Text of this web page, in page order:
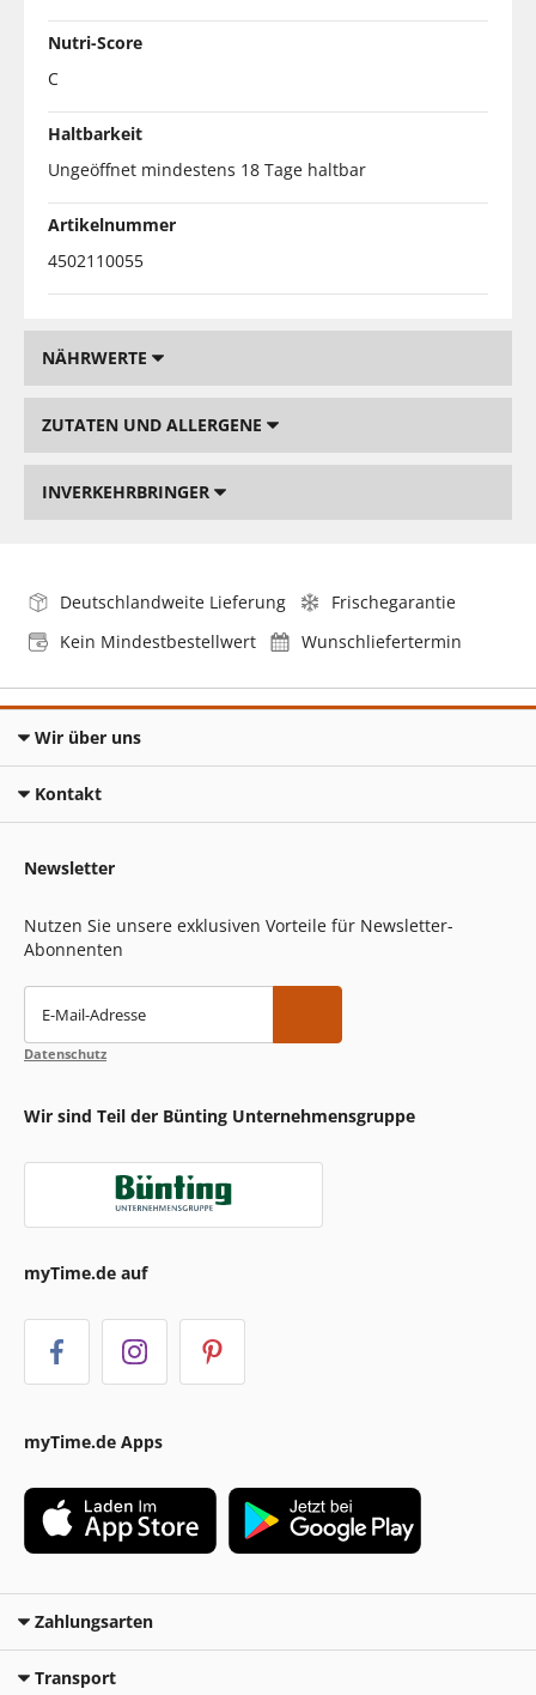
Nutri-Score
C
Haltbarkeit
Ungeöffnet mindestens 18 Tage haltbar
Artikelnummer
4502110055
NÄHRWERTE
ZUTATEN UND ALLERGENE
INVERKEHRBRINGER
Deutschlandweite Lieferung
Frischegarantie
Kein Mindestbestellwert
Wunschliefertermin
Wir über uns
Kontakt
Newsletter
Nutzen Sie unsere exklusiven Vorteile für Newsletter-
Abonnenten
E-Mail-Adresse
Datenschutz
Wir sind Teil der Bünting Unternehmensgruppe
myTime.de auf
myTime.de Apps
Zahlungsarten
Transport